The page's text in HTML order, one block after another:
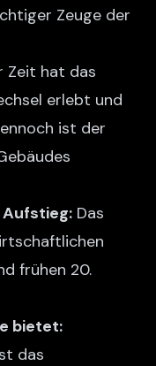
Zeuge der
Zeit hat das
erlebt und
ist der
Das
frühen 20.
bietet:
das